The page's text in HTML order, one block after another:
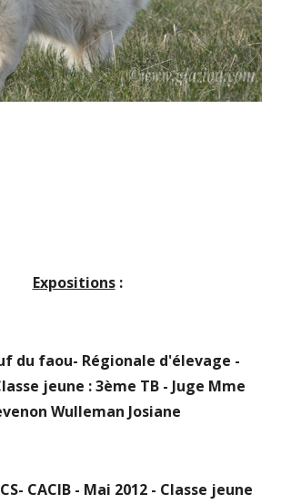
Expositions:
du faou- Régionale d'élevage -
jeune : 3ème TB - Juge Mme
Wulleman Josiane
CACIB - Mai 2012 - Classe jeune